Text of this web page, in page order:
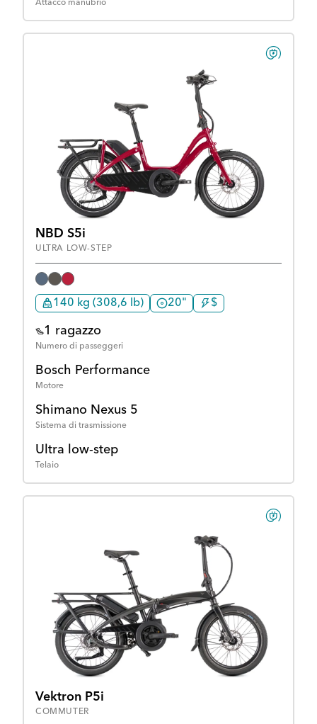
Attacco manubrio
NBD S5i
ULTRA LOW-STEP
140 kg (308,6 lb) 20" $
1 ragazzo
Numero di passeggeri
Bosch Performance
Motore
Shimano Nexus 5
Sistema di trasmissione
Ultra low-step
Telaio
Vektron P5i
COMMUTER